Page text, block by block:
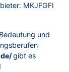
MKJFGFI
und
gibt es